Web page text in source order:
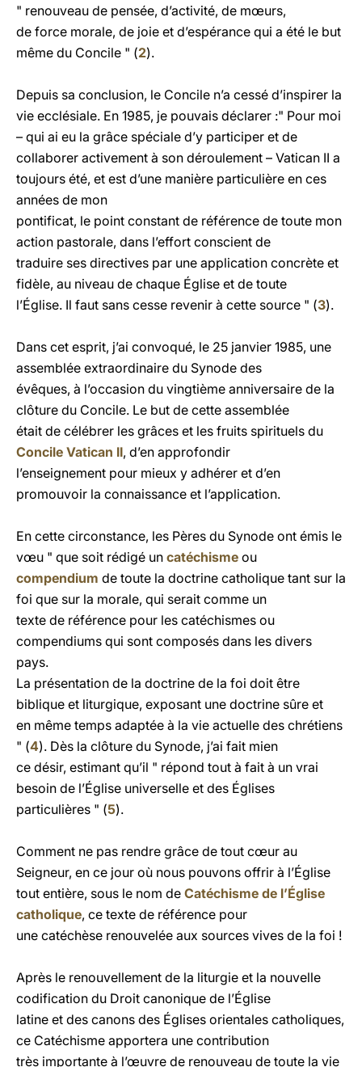
" renouveau de pensée, d’activité, de mœurs,
de force morale, de joie et d’espérance qui a été le but
même du Concile " (2).
Depuis sa conclusion, le Concile n’a cessé d’inspirer la
vie ecclésiale. En 1985, je pouvais déclarer :" Pour moi
– qui ai eu la grâce spéciale d’y participer et de
collaborer activement à son déroulement – Vatican II a
toujours été, et est d’une manière particulière en ces
années de mon
pontificat, le point constant de référence de toute mon
action pastorale, dans l’effort conscient de
traduire ses directives par une application concrète et
fidèle, au niveau de chaque Église et de toute
l’Église. Il faut sans cesse revenir à cette source " (3).
Dans cet esprit, j’ai convoqué, le 25 janvier 1985, une
assemblée extraordinaire du Synode des
évêques, à l’occasion du vingtième anniversaire de la
clôture du Concile. Le but de cette assemblée
était de célébrer les grâces et les fruits spirituels du
Concile Vatican II, d’en approfondir
l’enseignement pour mieux y adhérer et d’en
promouvoir la connaissance et l’application.
En cette circonstance, les Pères du Synode ont émis le
vœu " que soit rédigé un catéchisme ou
compendium de toute la doctrine catholique tant sur la
foi que sur la morale, qui serait comme un
texte de référence pour les catéchismes ou
compendiums qui sont composés dans les divers
pays.
La présentation de la doctrine de la foi doit être
biblique et liturgique, exposant une doctrine sûre et
en même temps adaptée à la vie actuelle des chrétiens
" (4). Dès la clôture du Synode, j’ai fait mien
ce désir, estimant qu’il " répond tout à fait à un vrai
besoin de l’Église universelle et des Églises
particulières " (5).
Comment ne pas rendre grâce de tout cœur au
Seigneur, en ce jour où nous pouvons offrir à l’Église
tout entière, sous le nom de Catéchisme de l’Église
catholique, ce texte de référence pour
une catéchèse renouvelée aux sources vives de la foi !
Après le renouvellement de la liturgie et la nouvelle
codification du Droit canonique de l’Église
latine et des canons des Églises orientales catholiques,
ce Catéchisme apportera une contribution
très importante à l’œuvre de renouveau de toute la vie